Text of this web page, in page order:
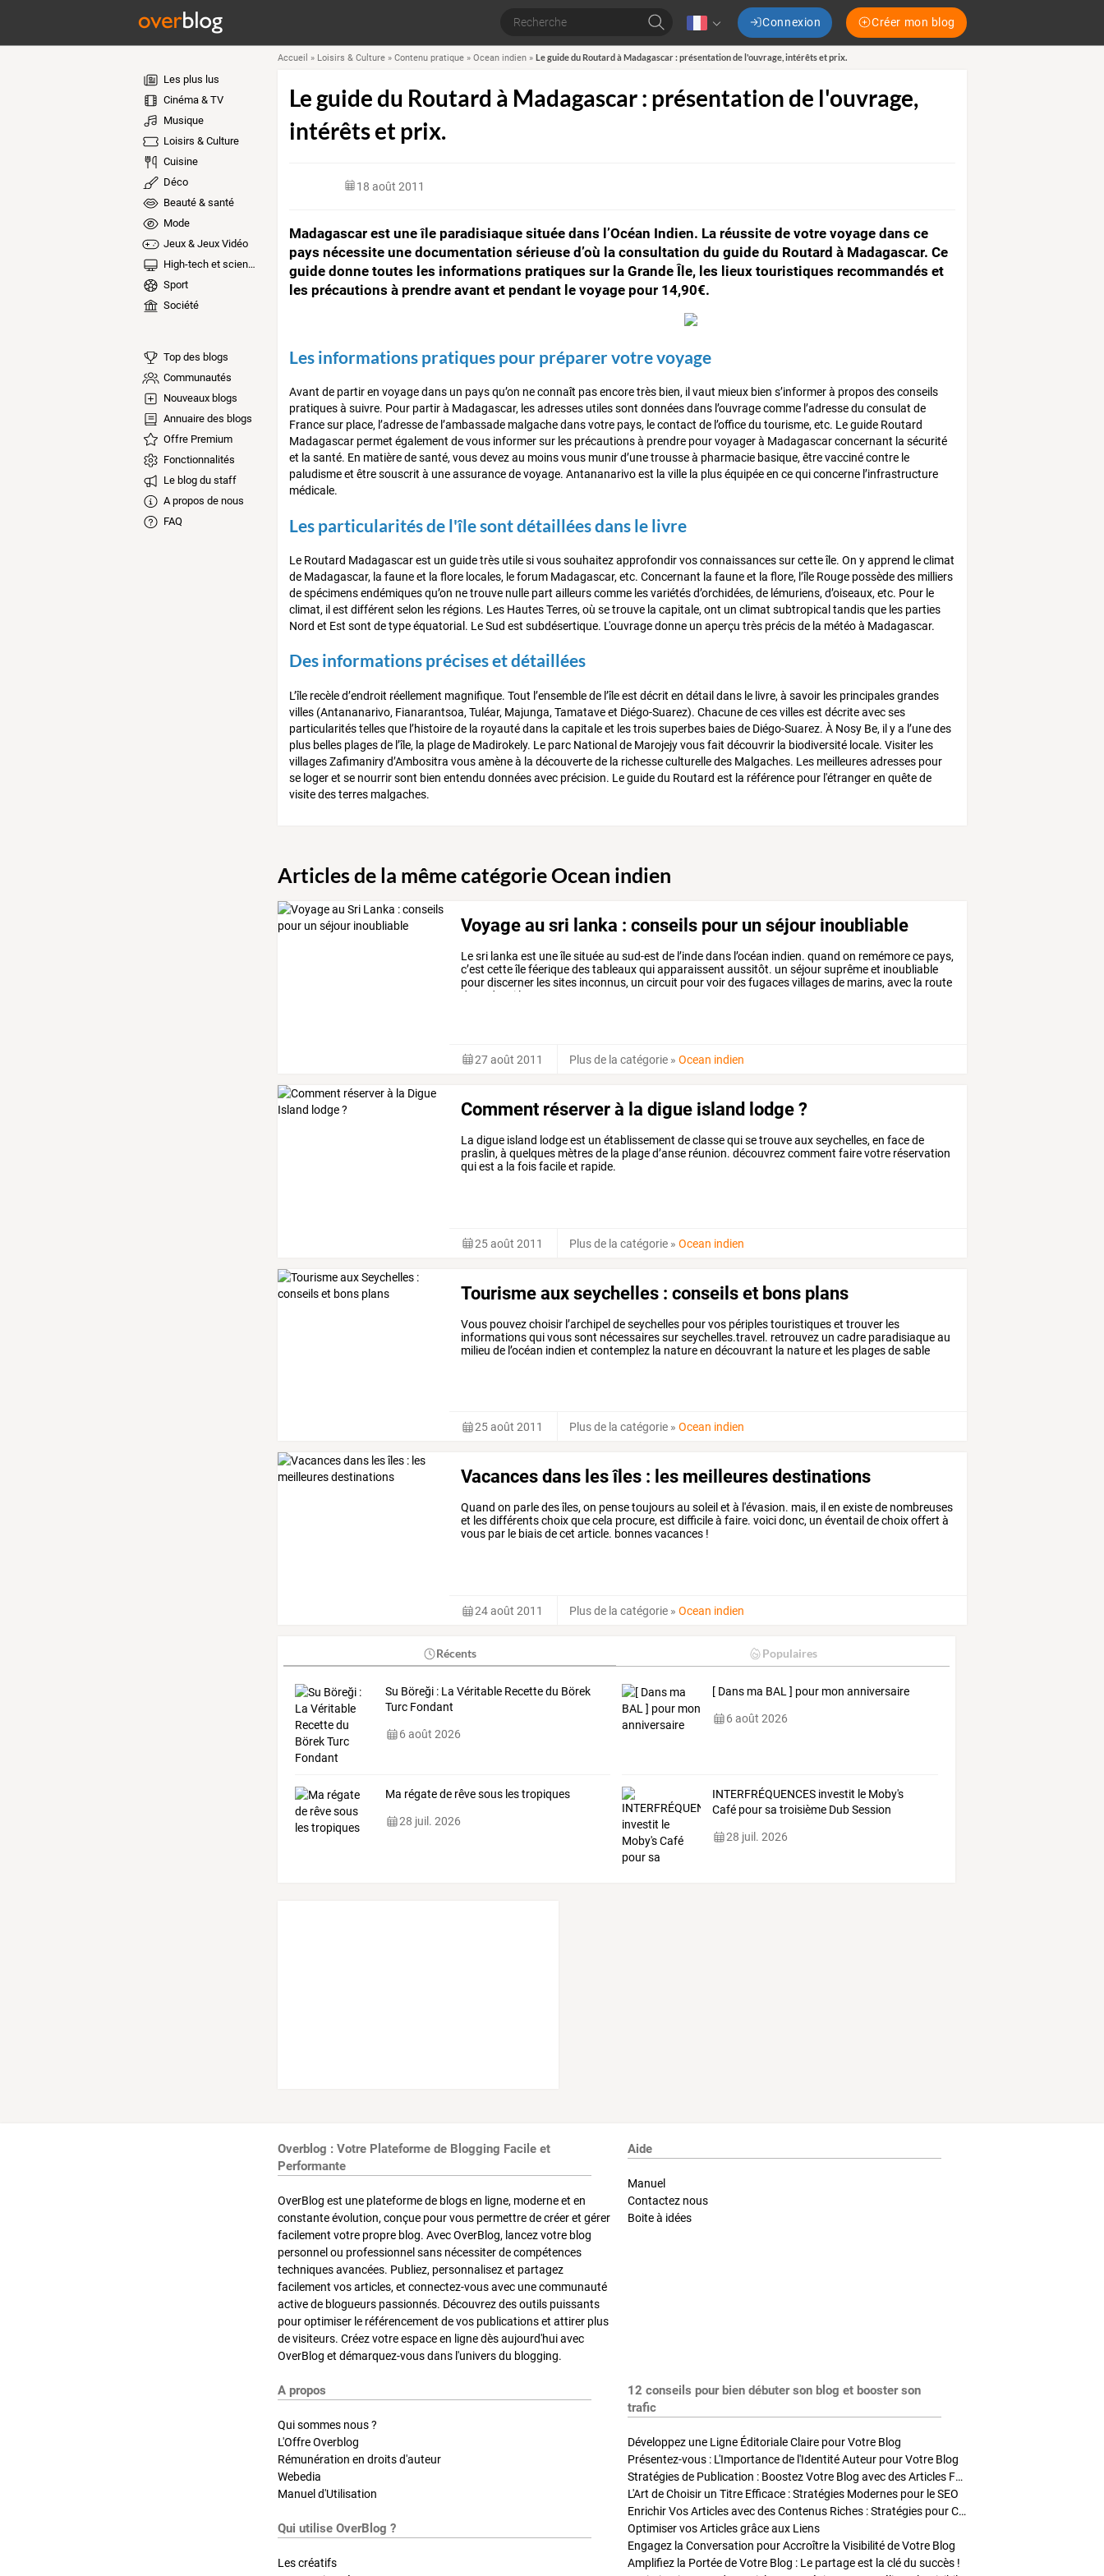
Connexion Créer mon blog
Les plus lus
Cinéma & TV
Musique
Loisirs & Culture
Cuisine
Déco
Beauté & santé
Mode
Jeux & Jeux Vidéo
High-tech et sciences
Sport
Société
Top des blogs
Communautés
Nouveaux blogs
Annuaire des blogs
Offre Premium
Fonctionnalités
Le blog du staff
A propos de nous
FAQ
Accueil » Loisirs & Culture» Contenu pratique» Ocean indien» Le guide du Routard à Madagascar : présentation de l'ouvrage, intérêts et prix.
Le guide du Routard à Madagascar : présentation de l'ouvrage,
intérêts et prix.
18 août 2011
Madagascar est une île paradisiaque située dans l’Océan Indien. La réussite de votre voyage dans ce
pays nécessite une documentation sérieuse d’où la consultation du guide du Routard à Madagascar. Ce
guide donne toutes les informations pratiques sur la Grande Île, les lieux touristiques recommandés et
les précautions à prendre avant et pendant le voyage pour 14,90€.
Les informations pratiques pour préparer votre voyage
Avant de partir en voyage dans un pays qu’on ne connaît pas encore très bien, il vaut mieux bien s’informer à propos des conseils
pratiques à suivre. Pour partir à Madagascar, les adresses utiles sont données dans l’ouvrage comme l’adresse du consulat de
France sur place, l’adresse de l’ambassade malgache dans votre pays, le contact de l’office du tourisme, etc. Le guide Routard
Madagascar permet également de vous informer sur les précautions à prendre pour voyager à Madagascar concernant la sécurité
et la santé. En matière de santé, vous devez au moins vous munir d’une trousse à pharmacie basique, être vacciné contre le
paludisme et être souscrit à une assurance de voyage. Antananarivo est la ville la plus équipée en ce qui concerne l’infrastructure
médicale.
Les particularités de l'île sont détaillées dans le livre
Le Routard Madagascar est un guide très utile si vous souhaitez approfondir vos connaissances sur cette île. On y apprend le climat
de Madagascar, la faune et la flore locales, le forum Madagascar, etc. Concernant la faune et la flore, l’île Rouge possède des milliers
de spécimens endémiques qu’on ne trouve nulle part ailleurs comme les variétés d’orchidées, de lémuriens, d’oiseaux, etc. Pour le
climat, il est différent selon les régions. Les Hautes Terres, où se trouve la capitale, ont un climat subtropical tandis que les parties
Nord et Est sont de type équatorial. Le Sud est subdésertique. L'ouvrage donne un aperçu très précis de la météo à Madagascar.
Des informations précises et détaillées
L’île recèle d’endroit réellement magnifique. Tout l’ensemble de l’île est décrit en détail dans le livre, à savoir les principales grandes
villes (Antananarivo, Fianarantsoa, Tuléar, Majunga, Tamatave et Diégo-Suarez). Chacune de ces villes est décrite avec ses
particularités telles que l’histoire de la royauté dans la capitale et les trois superbes baies de Diégo-Suarez. À Nosy Be, il y a l’une des
plus belles plages de l’île, la plage de Madirokely. Le parc National de Marojejy vous fait découvrir la biodiversité locale. Visiter les
villages Zafimaniry d’Ambositra vous amène à la découverte de la richesse culturelle des Malgaches. Les meilleures adresses pour
se loger et se nourrir sont bien entendu données avec précision. Le guide du Routard est la référence pour l'étranger en quête de
visite des terres malgaches.
Articles de la même catégorie Ocean indien
Voyage au sri lanka : conseils pour un séjour inoubliable
Lesri lanka est uneîlesituéeau sud-est de l’indedans l’océan indien. quand on remémorece pays,
c’est cetteîleféeriquedestableauxquiapparaissent aussitôt. un séjoursuprêmeet inoubliable
pourdiscerner lessites inconnus, un circuit pourvoirdesfugacesvillagesde marins, avec la route
du
sud, qui longe
27 août 2011 Plus de la catégorie »Ocean indien
Comment réserver à la digue island lodge ?
La digue island lodge est un établissement de classe qui se trouve aux seychelles, en face de
praslin, à quelques mètres de la plage d’anse réunion. découvrez comment faire votre réservation
qui est a la fois facile et rapide.
25 août 2011 Plus de la catégorie »Ocean indien
Tourisme aux seychelles : conseils et bons plans
Vous pouvezchoisir l’archipeldeseychelles pourvos périplestouristiqueset trouver les
informationsquivoussont nécessairessurseychelles.travel. retrouvez un cadre paradisiaqueau
milieu de l’océan indien et contemplez la natureen découvrant la natureet les plagesdesable
25 août 2011 Plus de la catégorie »Ocean indien
Vacances dans les îles : les meilleures destinations
Quand on parle des îles, on pense toujours au soleil et à l'évasion. mais, il en existe de nombreuses
et les différents choix que cela procure, est difficile à faire. voici donc, un éventail de choix offert à
vous par le biais de cet article. bonnes vacances !
24 août 2011 Plus de la catégorie »Ocean indien
Récents Populaires
Su Böreği : La Véritable Recette du Börek
Turc Fondant
6 août 2026
[ Dans ma BAL ] pour mon anniversaire
6 août 2026
Ma régate de rêve sous les tropiques
28 juil. 2026
INTERFRÉQUENCES investit le Moby's
Café pour sa troisième Dub Session
28 juil. 2026
Overblog : Votre Plateforme de Blogging Facile et
Performante
OverBlog est une plateforme de blogs en ligne, moderne et en
constante évolution, conçue pour vous permettre de créer et gérer
facilement votre propre blog. Avec OverBlog, lancez votre blog
personnel ou professionnel sans nécessiter de compétences
techniques avancées. Publiez, personnalisez et partagez
facilement vos articles, et connectez-vous avec une communauté
active de blogueurs passionnés. Découvrez des outils puissants
pour optimiser le référencement de vos publications et attirer plus
de visiteurs. Créez votre espace en ligne dès aujourd'hui avec
OverBlog et démarquez-vous dans l'univers du blogging.
Aide
Manuel
Contactez nous
Boite à idées
A propos
Qui sommes nous ?
L'Offre Overblog
Rémunération en droits d'auteur
Webedia
Manuel d'Utilisation
Qui utilise OverBlog ?
Les créatifs
12 conseils pour bien débuter son blog et booster son
trafic
Développez une Ligne Éditoriale Claire pour Votre Blog
Présentez-vous : L'Importance de l'Identité Auteur pour Votre Blog
Stratégies de Publication : Boostez Votre Blog avec des Articles Fréquents et Exclusifs
L'Art de Choisir un Titre Efficace : Stratégies Modernes pour le SEO
Enrichir Vos Articles avec des Contenus Riches : Stratégies pour Captiver et Optimiser
Optimiser vos Articles grâce aux Liens
Engagez la Conversation pour Accroître la Visibilité de Votre Blog
Amplifiez la Portée de Votre Blog : Le partage est la clé du succès !